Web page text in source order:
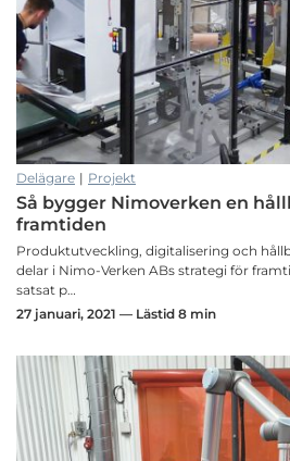
Delägare | Projekt
Så bygger Nimoverken en
framtiden
Produktutveckling, digitalisering och
delar i Nimo-Verken ABs strategi för
satsat p…
27 januari, 2021 — Lästid 8 min